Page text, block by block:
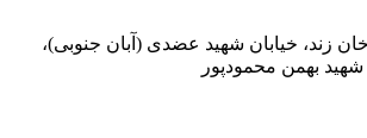
زند، خیابان شهید عضدی (آبان جنوبی)،